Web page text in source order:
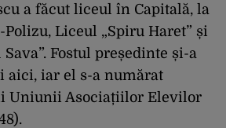
a făcut liceul în Capitală, la
Liceul „Spiru Haret” și
Fostul președinte și-a
aici, iar el s-a numărat
Uniunii Asociațiilor Elevilor